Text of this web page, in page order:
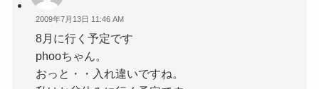
2009年7月13日 11:46 AM
8月に行く予定です
phooちゃん。
おっと・・入れ違いですね。